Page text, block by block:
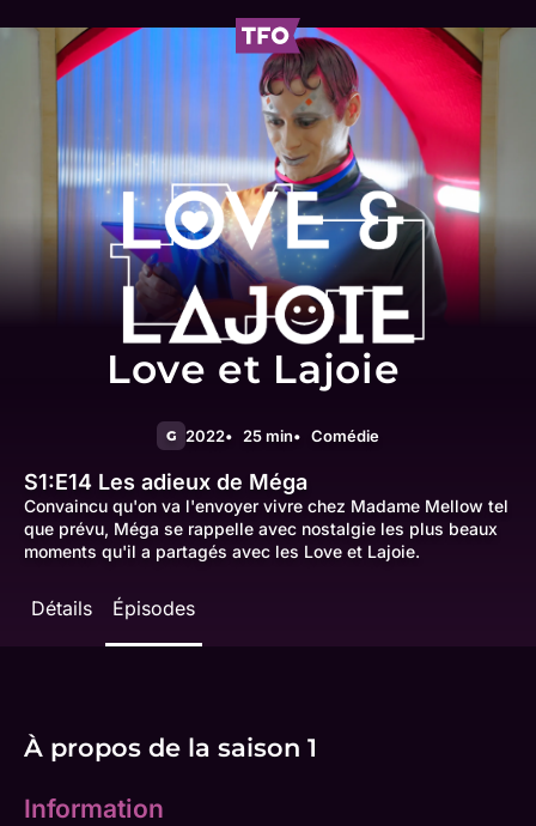
Love et Lajoie
G 2022 25 min Comédie
S1:E14 Les adieux de Méga
Convaincu qu'on va l'envoyer vivre chez Madame Mellow tel
que prévu, Méga se rappelle avec nostalgie les plus beaux
moments qu'il a partagés avec les Love et Lajoie.
Détails Épisodes
À propos de la saison 1
Information